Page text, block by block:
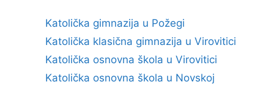
Katolička gimnazija u Požegi
Katolička klasična gimnazija u Virovitici
Katolička osnovna škola u Virovitici
Katolička osnovna škola u Novskoj